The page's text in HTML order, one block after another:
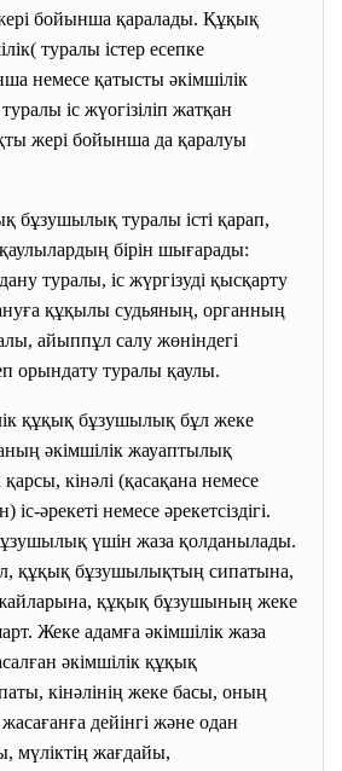
бойынша қаралады. Құқық
туралы істер есепке
немесе қатысты әкімшілік
іс жүогізіліп жатқан
жері бойынша да қаралуы
бұзушылық туралы істі қарап,
бірін шығарады:
туралы, іс жүргізуді қысқарту
құқылы судьяның, органның
айыппұл салу жөніндегі
орындату туралы қаулы.
құқық бұзушылық бұл жеке
әкімшілік жауаптылық
кінәлі (қасақана немесе
әрекеті немесе әрекетсіздігі.
үшін жаза қолданылады.
құқық бұзушылықтың сипатына,
құқық бұзушының жеке
Жеке адамға әкімшілік жаза
әкімшілік құқық
кінәлінің жеке басы, оның
дейінгі және одан
мүліктің жағдайы,